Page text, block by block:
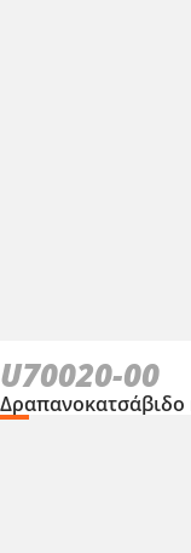
U70020-00
Δραπανοκατσάβιδο